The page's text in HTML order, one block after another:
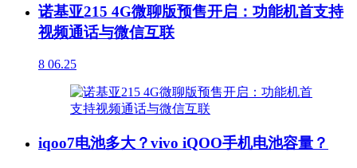
诺基亚215 4G微聊版预售开启：功能机首支持
视频通话与微信互联
8 06.25
iqoo7电池多大？vivo iQOO手机电池容量？